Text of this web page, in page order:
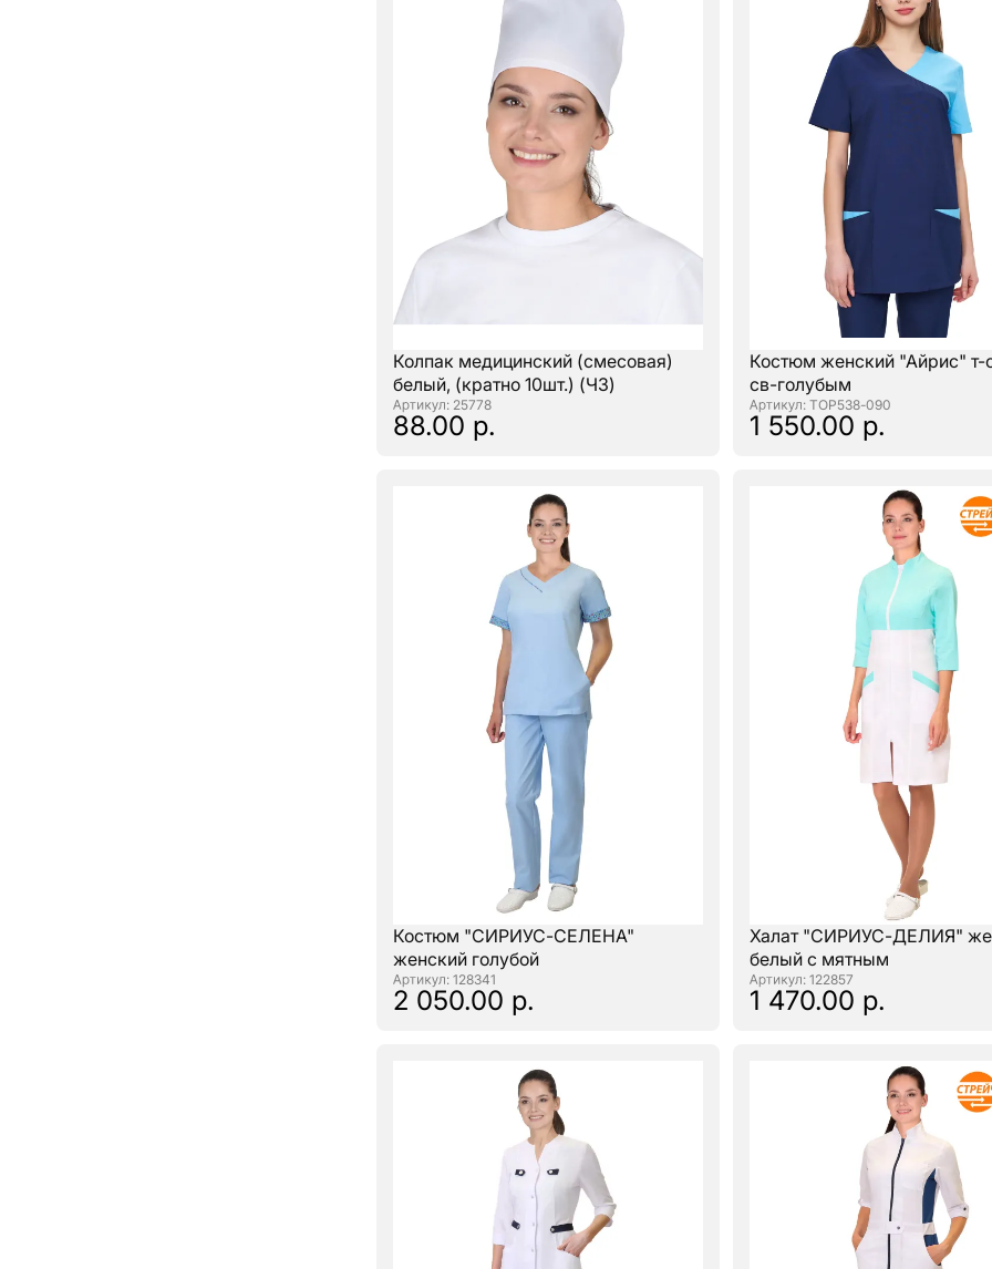
Колпак медицинский (смесовая)
белый, (кратно 10шт.) (ЧЗ)
: 25778
88.00 р.
Костюм женский "Айрис" т-
св-голубым
: ТОР538-090
1 550.00 р.
Костюм "СИРИУС-СЕЛЕНА"
женский голубой
: 128341
2 050.00 р.
Халат "СИРИУС-ДЕЛИЯ"
белый с мятным
: 122857
1 470.00 р.